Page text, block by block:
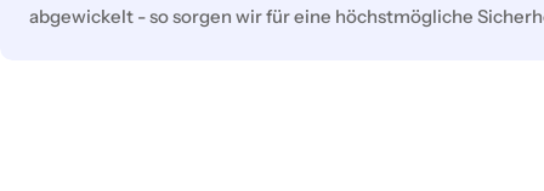
abgewickelt - so sorgen wir für eine höchstmögliche